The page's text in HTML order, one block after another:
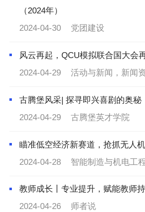
（2024年）
2024-04-30
党团建设
风云再起，QCU模拟联合国大会
2024-04-29
活动与新闻，新闻
古腾堡风采| 探寻即兴喜剧的奥秘
2024-04-29
古腾堡英才学院
瞄准低空经济新赛道，抢抓无人
2024-04-28
智能制造与机电工
教师成长丨专业提升，赋能教师
2024-04-26
师者说